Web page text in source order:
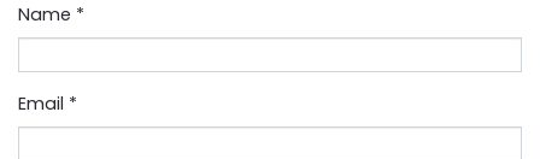
Name *
Email *